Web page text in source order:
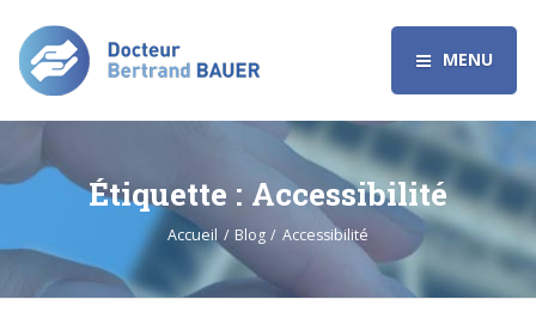
MENU
Étiquette : Accessibilité
Accueil Blog Accessibilité